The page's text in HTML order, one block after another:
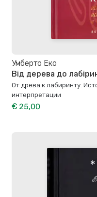
Умберто Еко
Від дерева до
От древа к лабиринту.
интерпретации
€ 25,00